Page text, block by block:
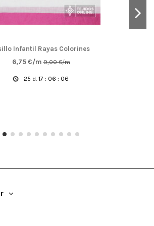
Infantil Rayas Colorines
6,75 €/m9,00 €/m
25 d. 17 : 06 : 05